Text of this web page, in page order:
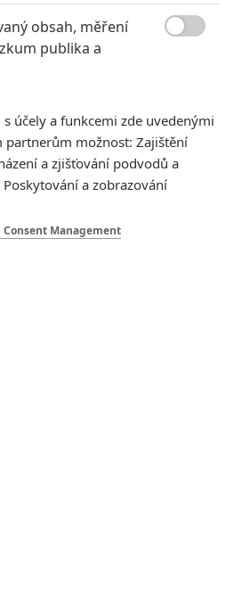
schválené pokračování
trailer představuje akční fantasy
den – Podle recenzí máme čekat
film
obsah, měření
publika a
účely a funkcemi zde uvedenými
partnerům možnost: Zajištění
a zjišťování podvodů a
a zobrazování
Consent Management